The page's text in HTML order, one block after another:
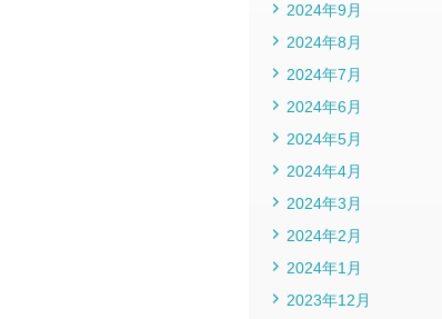
2024年9月
2024年8月
2024年7月
2024年6月
2024年5月
2024年4月
2024年3月
2024年2月
2024年1月
2023年12月